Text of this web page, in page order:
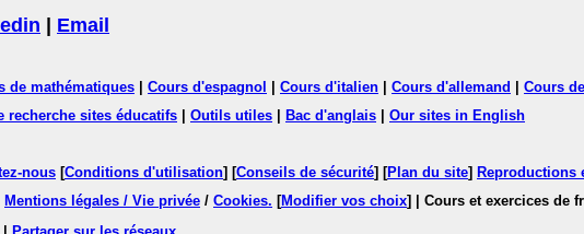
Email
de mathématiques Cours d'espagnol Cours d'italien Cours d'allemand Cours
recherche sites éducatifs Outils utiles Bac d'anglais Our sites in English
nous [Conditions d'utilisation] [Conseils de sécurité] [Plan du site]
Mentions légales / Vie privée / Cookies. [Modifier vos choix]
| Cours et exercices